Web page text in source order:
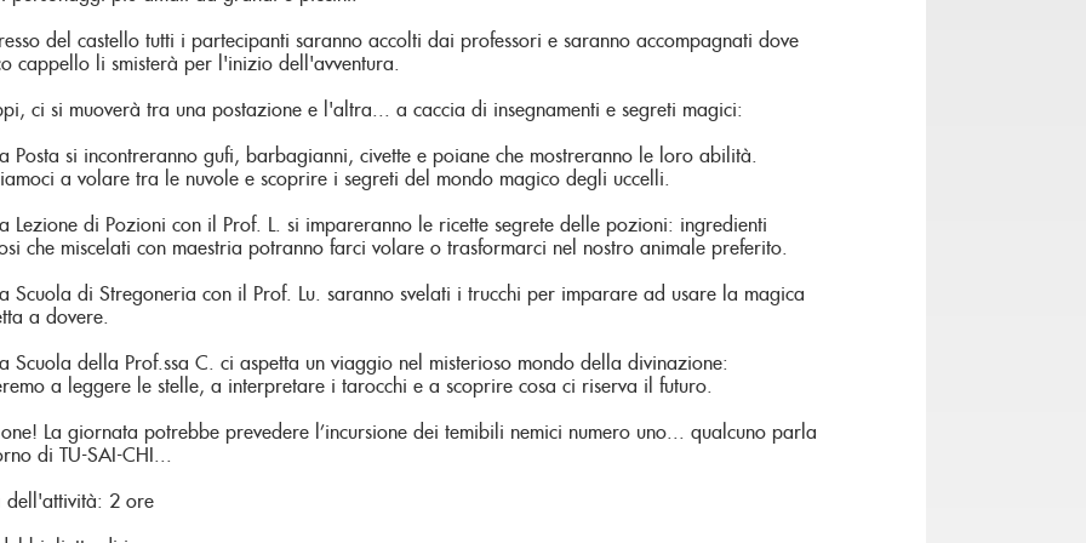
del castello tutti i partecipanti saranno accolti dai professori e saranno accompagnati dove
cappello li smisterà per l'inizio dell'avventura.
ci si muoverà tra una postazione e l'altra... a caccia di insegnamenti e segreti magici:
Posta si incontreranno gufi, barbagianni, civette e poiane che mostreranno le loro abilità.
a volare tra le nuvole e scoprire i segreti del mondo magico degli uccelli.
Lezione di Pozioni con il Prof. L. si impareranno le ricette segrete delle pozioni: ingredienti
che miscelati con maestria potranno farci volare o trasformarci nel nostro animale preferito.
Scuola di Stregoneria con il Prof. Lu. saranno svelati i trucchi per imparare ad usare la magica
a dovere.
Scuola della Prof.ssa C. ci aspetta un viaggio nel misterioso mondo della divinazione:
a leggere le stelle, a interpretare i tarocchi e a scoprire cosa ci riserva il futuro.
La giornata potrebbe prevedere l’incursione dei temibili nemici numero uno... qualcuno parla
di TU-SAI-CHI...
dell'attività: 2 ore